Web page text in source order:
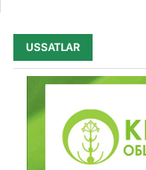
USSATLAR